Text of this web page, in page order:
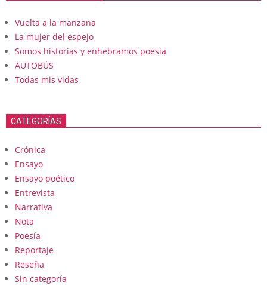
Vuelta a la manzana
La mujer del espejo
Somos historias y enhebramos poesia
AUTOBÚS
Todas mis vidas
CATEGORÍAS
Crónica
Ensayo
Ensayo poético
Entrevista
Narrativa
Nota
Poesía
Reportaje
Reseña
Sin categoría